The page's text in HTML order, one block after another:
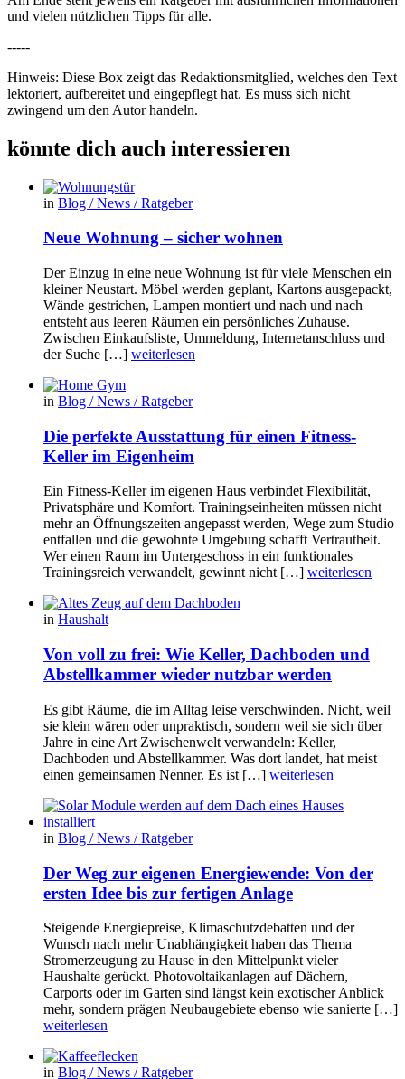
und vielen nützlichen Tipps für alle.
-----
Hinweis: Diese Box zeigt das Redaktionsmitglied, welches den Text
lektoriert, aufbereitet und eingepflegt hat. Es muss sich nicht
zwingend um den Autor handeln.
könnte dich auch interessieren
in Blog / News / Ratgeber
Neue Wohnung – sicher wohnen
Der Einzug in eine neue Wohnung ist für viele Menschen ein
kleiner Neustart. Möbel werden geplant, Kartons ausgepackt,
Wände gestrichen, Lampen montiert und nach und nach
entsteht aus leeren Räumen ein persönliches Zuhause.
Zwischen Einkaufsliste, Ummeldung, Internetanschluss und
der Suche […] weiterlesen
in Blog / News / Ratgeber
Die perfekte Ausstattung für einen Fitness-
Keller im Eigenheim
Ein Fitness-Keller im eigenen Haus verbindet Flexibilität,
Privatsphäre und Komfort. Trainingseinheiten müssen nicht
mehr an Öffnungszeiten angepasst werden, Wege zum Studio
entfallen und die gewohnte Umgebung schafft Vertrautheit.
Wer einen Raum im Untergeschoss in ein funktionales
Trainingsreich verwandelt, gewinnt nicht […] weiterlesen
in Haushalt
Von voll zu frei: Wie Keller, Dachboden und
Abstellkammer wieder nutzbar werden
Es gibt Räume, die im Alltag leise verschwinden. Nicht, weil
sie klein wären oder unpraktisch, sondern weil sie sich über
Jahre in eine Art Zwischenwelt verwandeln: Keller,
Dachboden und Abstellkammer. Was dort landet, hat meist
einen gemeinsamen Nenner. Es ist […] weiterlesen
in Blog / News / Ratgeber
Der Weg zur eigenen Energiewende: Von der
ersten Idee bis zur fertigen Anlage
Steigende Energiepreise, Klimaschutzdebatten und der
Wunsch nach mehr Unabhängigkeit haben das Thema
Stromerzeugung zu Hause in den Mittelpunkt vieler
Haushalte gerückt. Photovoltaikanlagen auf Dächern,
Carports oder im Garten sind längst kein exotischer Anblick
mehr, sondern prägen Neubaugebiete ebenso wie sanierte […]
weiterlesen
in Blog / News / Ratgeber